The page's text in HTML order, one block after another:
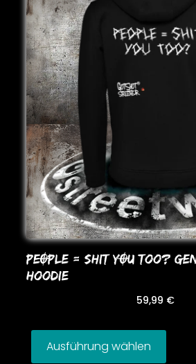
PEOPLE = SHIT YOU Too?
HooDIE
59,99 €
Ausführung wählen